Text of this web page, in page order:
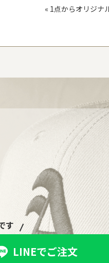
« 1点からオリジナ
す
LINEでご注文